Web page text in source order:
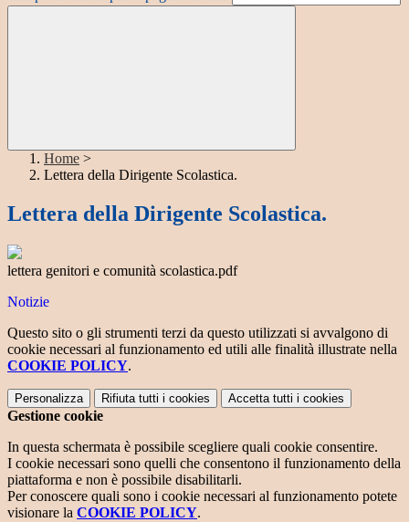
Home >
Lettera della Dirigente Scolastica.
Lettera della Dirigente Scolastica.
lettera genitori e comunità scolastica.pdf
Notizie
Questo sito o gli strumenti terzi da questo utilizzati si avvalgono di
cookie necessari al funzionamento ed utili alle finalità illustrate nella
COOKIE POLICY.
Personalizza Rifiuta tutti i cookies Accetta tutti i cookies
Gestione cookie
In questa schermata è possibile scegliere quali cookie consentire.
I cookie necessari sono quelli che consentono il funzionamento della
piattaforma e non è possibile disabilitarli.
Per conoscere quali sono i cookie necessari al funzionamento potete
visionare la COOKIE POLICY.